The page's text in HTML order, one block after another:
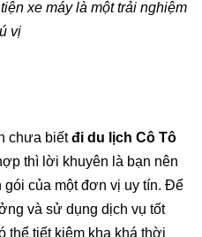
xe máy là một trải nghiệm
vị
chưa biếtđi du lịch Cô Tô
thì lời khuyên là bạn nên
gói của một đơn vị uy tín. Để
và sử dụng dịch vụ tốt
thể tiết kiệm kha khá thời